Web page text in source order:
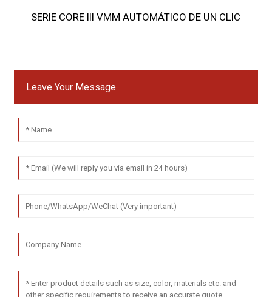
SERIE CORE III VMM AUTOMÁTICO DE UN CLIC
Leave Your Message